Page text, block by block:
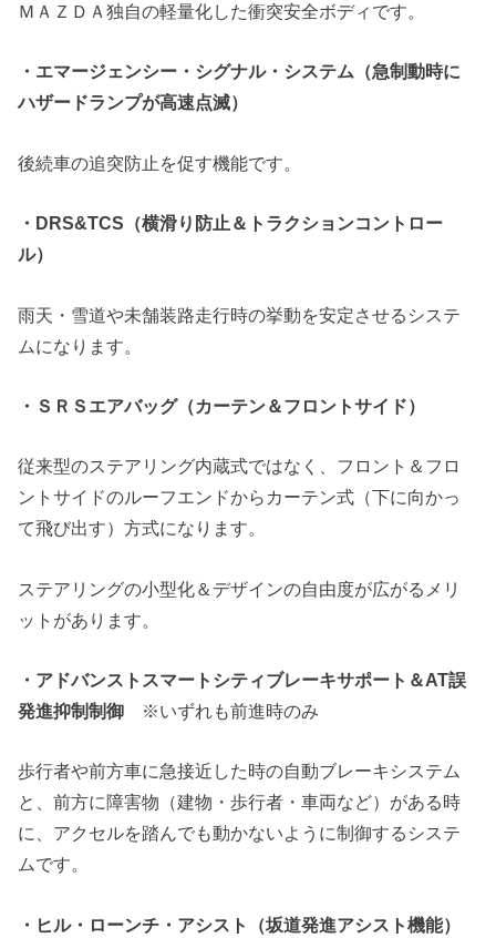
ＭＡＺＤＡ独自の軽量化した衝突安全ボディです。
・エマージェンシー・シグナル・システム（急制動時に
ハザードランプが高速点滅）
後続車の追突防止を促す機能です。
・DRS&TCS（横滑り防止＆トラクションコントロー
ル）
雨天・雪道や未舗装路走行時の挙動を安定させるシステ
ムになります。
・ＳＲＳエアバッグ（カーテン＆フロントサイド）
従来型のステアリング内蔵式ではなく、フロント＆フロ
ントサイドのルーフエンドからカーテン式（下に向かっ
て飛び出す）方式になります。
ステアリングの小型化＆デザインの自由度が広がるメリ
ットがあります。
・アドバンストスマートシティブレーキサポート＆AT誤
発進抑制制御 ※いずれも前進時のみ
歩行者や前方車に急接近した時の自動ブレーキシステム
と、前方に障害物（建物・歩行者・車両など）がある時
に、アクセルを踏んでも動かないように制御するシステ
ムです。
・ヒル・ローンチ・アシスト（坂道発進アシスト機能）